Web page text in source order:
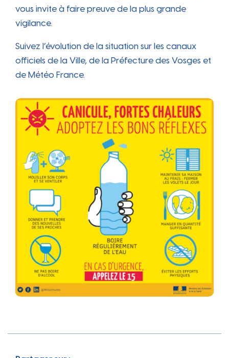
vous invite à faire preuve de la plus grande
vigilance.
Suivez l’évolution de la situation sur les canaux
officiels de la Ville, de la Préfecture des Vosges et
de Météo France.